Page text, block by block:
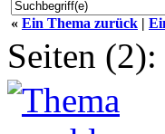
« Ein Thema zurück |
Seiten (2):